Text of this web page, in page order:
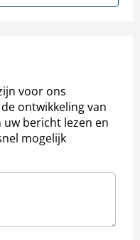
voor ons
ontwikkeling van
uw bericht lezen en
mogelijk